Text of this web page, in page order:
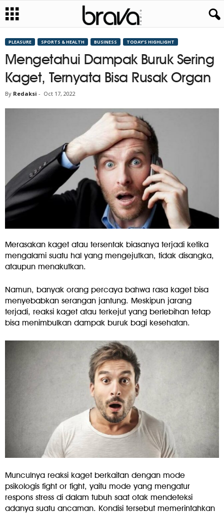
PLEASURE SPORTS & HEALTH BUSINESS TODAY’S HIGHLIGHT
Mengetahui Dampak Buruk Sering
Kaget, Ternyata Bisa Rusak Organ
By Redaksi - Oct 17, 2022
Merasakan kaget atau tersentak biasanya terjadi ketika
mengalami suatu hal yang mengejutkan, tidak disangka,
ataupun menakutkan.
Namun, banyak orang percaya bahwa rasa kaget bisa
menyebabkan serangan jantung. Meskipun jarang
terjadi, reaksi kaget atau terkejut yang berlebihan tetap
bisa menimbulkan dampak buruk bagi kesehatan.
Munculnya reaksi kaget berkaitan dengan mode
psikologis fight or fight, yaitu mode yang mengatur
respons stress di dalam tubuh saat otak mendeteksi
adanya suatu ancaman. Kondisi tersebut memerintahkan